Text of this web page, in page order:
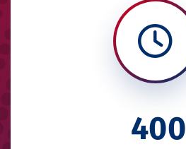
400